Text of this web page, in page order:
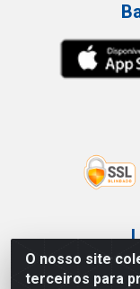
O nosso site
terceiros para